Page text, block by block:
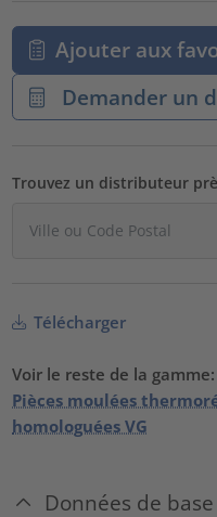
Ajouter aux
Demander un
Trouvez un distributeur
Télécharger
Voir le reste de la gamme:
Pièces moulées
homologuées VG
Données de base